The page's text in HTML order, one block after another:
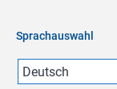
Sprachauswahl